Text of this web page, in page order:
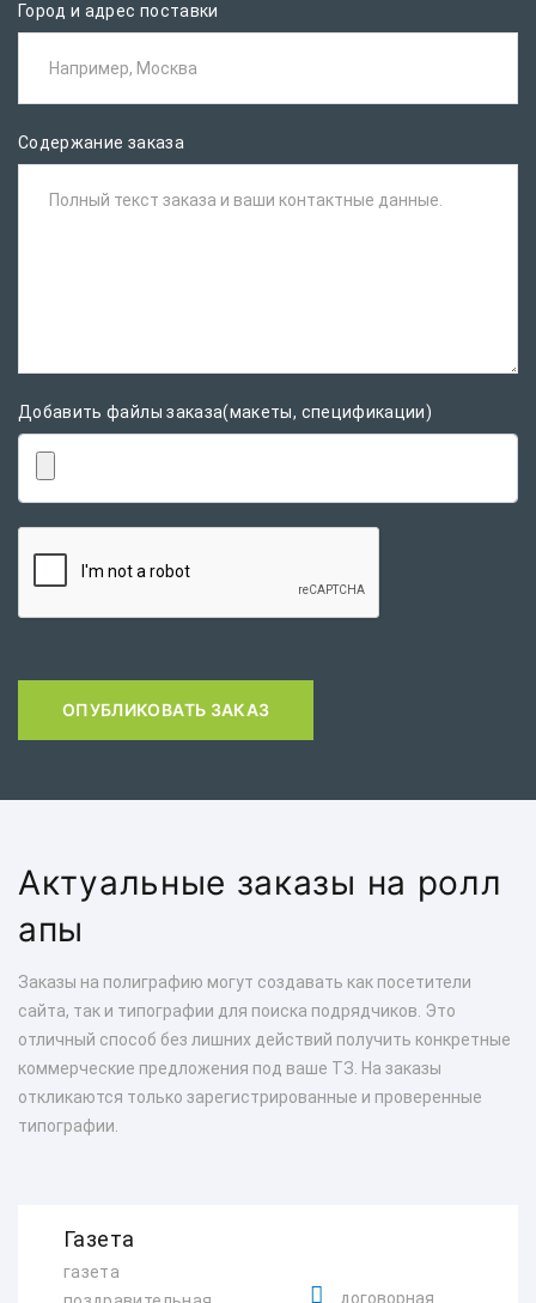
Город и адрес поставки
Например, Москва
Содержание заказа
Полный текст заказа и ваши контактные данные.
Добавить файлы заказа(макеты, спецификации)
ОПУБЛИКОВАТЬ ЗАКАЗ
Актуальные заказы на ролл
апы
Заказы на полиграфию могут создавать как посетители
сайта, так и типографии для поиска подрядчиков. Это
отличный способ без лишних действий получить конкретные
коммерческие предложения под ваше ТЗ. На заказы
откликаются только зарегистрированные и проверенные
типографии.
Газета
газета
договорная